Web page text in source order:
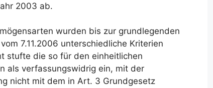
2003 ab.
wurden bis zur grundlegenden
7.11.2006 unterschiedliche Kriterien
stufte die so für den einheitlichen
als verfassungswidrig ein, mit der
nicht mit dem in Art. 3 Grundgesetz